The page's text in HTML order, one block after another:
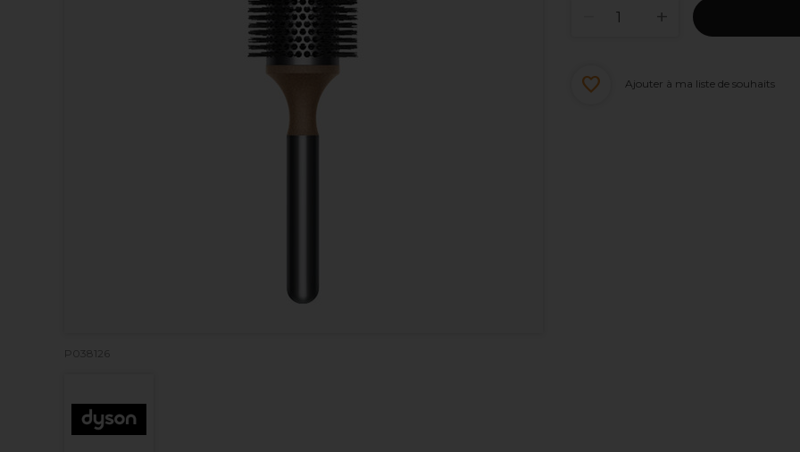
P038126
Ajouter à ma liste de souhaits